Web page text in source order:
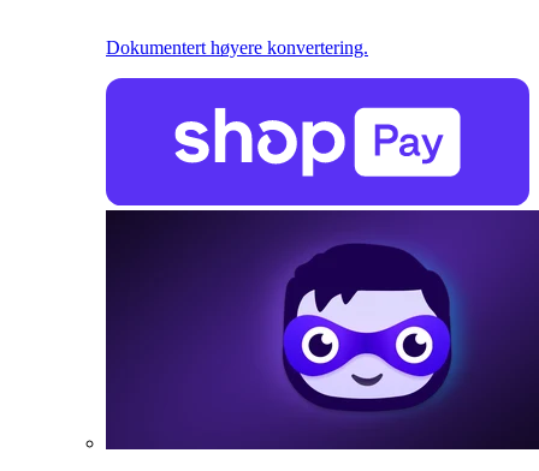
Dokumentert høyere konvertering.